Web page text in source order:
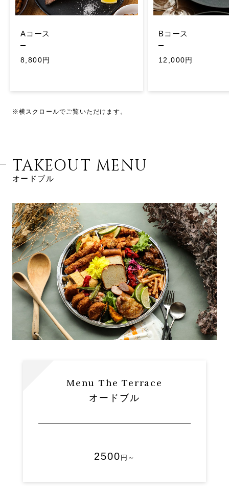
Aコース
8,800円
Bコース
12,000円
※横スクロールでご覧いただけます。
TAKEOUT MENU
オードブル
Menu The Terrace
オードブル
2500 円～